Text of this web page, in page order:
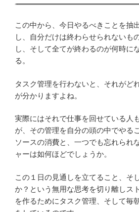
この中から、今日やるべきことを抽
し、自分だけは終わらせられないも
し、そして全てが終わるのが何時に
る。
タスク管理を行わないと、それがど
が分かりますよね。
実際にはそれで仕事を回せている人
が、その管理を自分の頭の中でやる
ソースの消費と、一つでも忘れられ
ャーは如何ほどでしょうか。
この１日の見通しを立てること、そ
か？という無用な思考を切り離しス
を作るためにタスク管理、そして毎